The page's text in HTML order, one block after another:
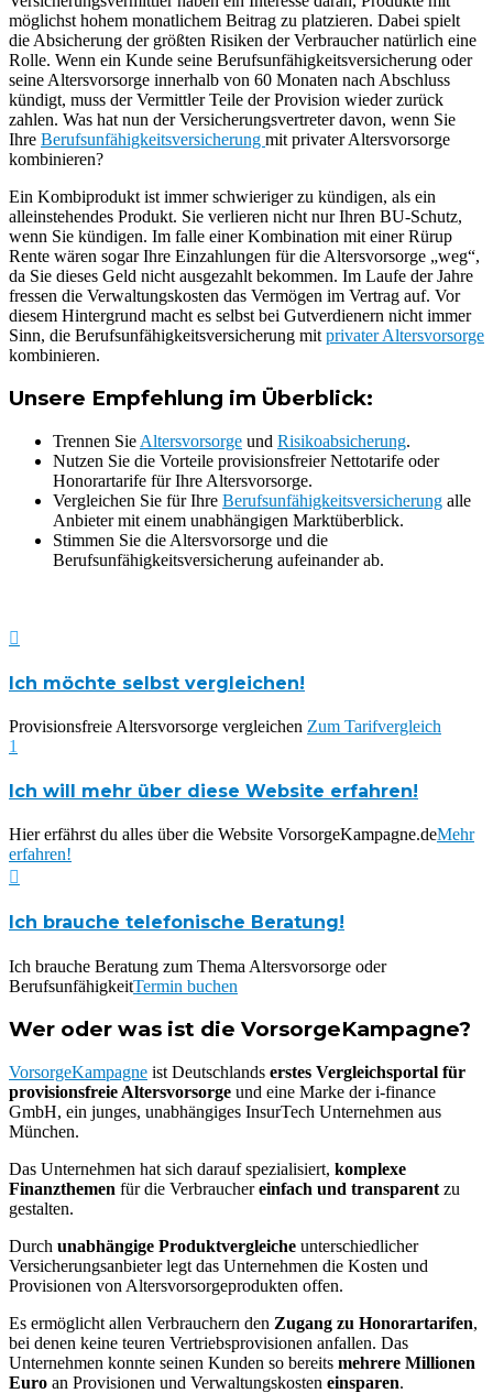
möglichst hohem monatlichem Beitrag zu platzieren. Dabei spielt
die Absicherung der größten Risiken der Verbraucher natürlich eine
Rolle. Wenn ein Kunde seine Berufsunfähigkeitsversicherung oder
seine Altersvorsorge innerhalb von 60 Monaten nach Abschluss
kündigt, muss der Vermittler Teile der Provision wieder zurück
zahlen. Was hat nun der Versicherungsvertreter davon, wenn Sie
Ihre Berufsunfähigkeitsversicherung mit privater Altersvorsorge
kombinieren?
Ein Kombiprodukt ist immer schwieriger zu kündigen, als ein
alleinstehendes Produkt. Sie verlieren nicht nur Ihren BU-Schutz,
wenn Sie kündigen. Im falle einer Kombination mit einer Rürup
Rente wären sogar Ihre Einzahlungen für die Altersvorsorge „weg“,
da Sie dieses Geld nicht ausgezahlt bekommen. Im Laufe der Jahre
fressen die Verwaltungskosten das Vermögen im Vertrag auf. Vor
diesem Hintergrund macht es selbst bei Gutverdienern nicht immer
Sinn, die Berufsunfähigkeitsversicherung mit privater Altersvorsorge
kombinieren.
Unsere Empfehlung im Überblick:
Trennen Sie Altersvorsorge und Risikoabsicherung.
Nutzen Sie die Vorteile provisionsfreier Nettotarife oder
Honorartarife für Ihre Altersvorsorge.
Vergleichen Sie für Ihre Berufsunfähigkeitsversicherung alle
Anbieter mit einem unabhängigen Marktüberblick.
Stimmen Sie die Altersvorsorge und die
Berufsunfähigkeitsversicherung aufeinander ab.

Ich möchte selbst vergleichen!
Provisionsfreie Altersvorsorge vergleichen Zum Tarifvergleich
1
Ich will mehr über diese Website erfahren!
Hier erfährst du alles über die Website VorsorgeKampagne.deMehr
erfahren!

Ich brauche telefonische Beratung!
Ich brauche Beratung zum Thema Altersvorsorge oder
BerufsunfähigkeitTermin buchen
Wer oder was ist die VorsorgeKampagne?
VorsorgeKampagne ist Deutschlands erstes Vergleichsportal für
provisionsfreie Altersvorsorge und eine Marke der i-finance
GmbH, ein junges, unabhängiges InsurTech Unternehmen aus
München.
Das Unternehmen hat sich darauf spezialisiert, komplexe
Finanzthemen für die Verbrauchereinfach und transparent zu
gestalten.
Durch unabhängige Produktvergleiche unterschiedlicher
Versicherungsanbieter legt das Unternehmen die Kosten und
Provisionen von Altersvorsorgeprodukten offen.
Es ermöglicht allen Verbrauchern den Zugang zu Honorartarifen,
bei denen keine teuren Vertriebsprovisionen anfallen. Das
Unternehmen konnte seinen Kunden so bereits mehrere Millionen
Euro an Provisionen und Verwaltungskosten einsparen.